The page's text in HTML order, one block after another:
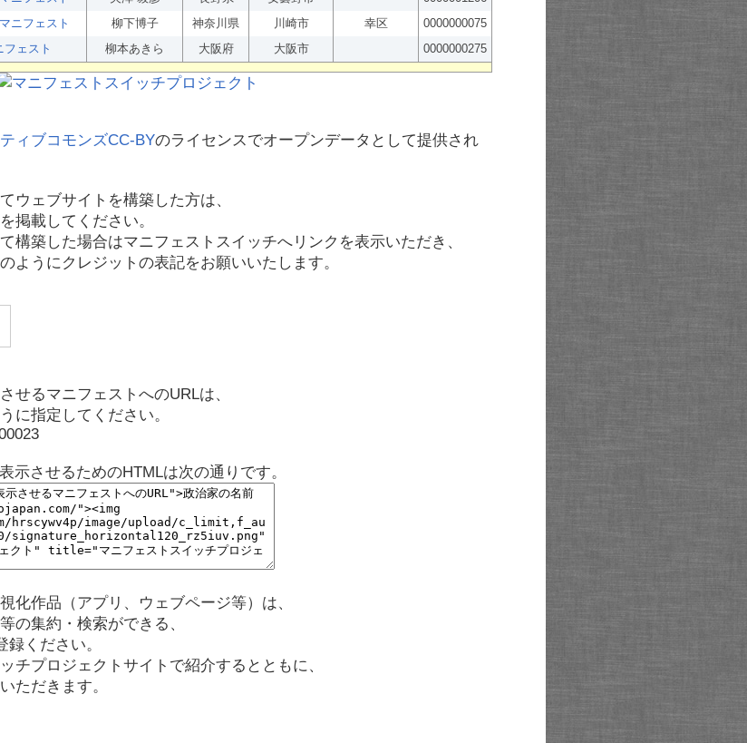
ニフェスト 柳下博子 神奈川県 川崎市 幸区
0000000075
フェスト 柳本あきら 大阪府 大阪市 0000000275
ィブコモンズCC-BYのライセンスでオープンデータとして提供され
ウェブサイトを構築した方は、
掲載してください。
構築した場合はマニフェストスイッチへリンクを表示いただき、
ようにクレジットの表記をお願いいたします。
せるマニフェストへのURLは、
に指定してください。
示させるためのHTMLは次の通りです。
化作品（アプリ、ウェブページ等）は、
の集約・検索ができる、
録ください。
チプロジェクトサイトで紹介するとともに、
ただきます。